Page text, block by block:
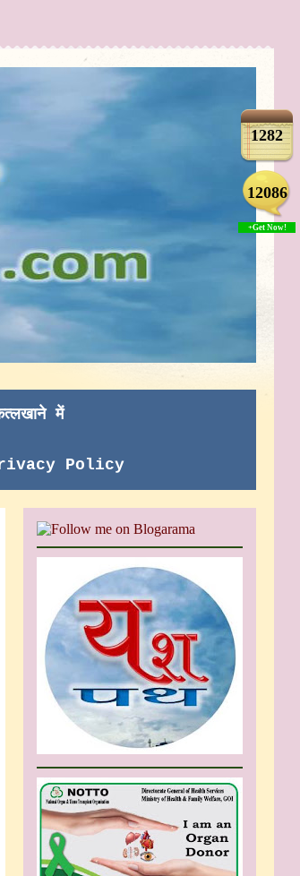
में
Policy
1282
12086
+Get Now!